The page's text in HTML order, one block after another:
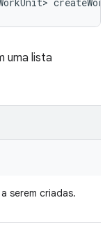
uma lista
serem criadas.